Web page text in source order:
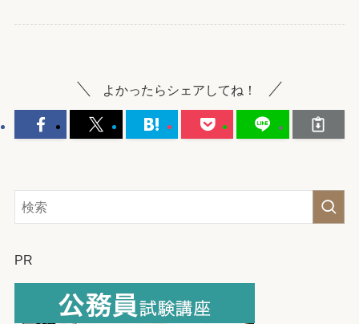
よかったらシェアしてね！
PR